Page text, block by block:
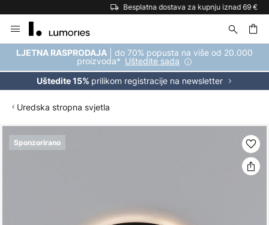
Besplatna dostava za kupnju iznad 69 €
to
Content
LJETNA RASPRODAJA | do 70% popusta na više od 20.000
proizvoda* Uštedite sada
Uštedite 15% prilikom registracije na newsletter
Uredska stropna svjetla
Sponzorirano